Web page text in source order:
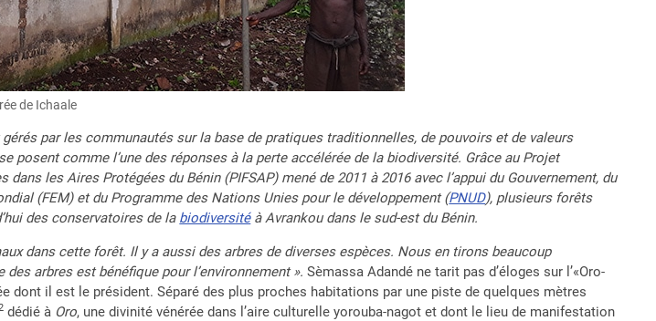
de Ichaale
par les communautés sur la base de pratiques traditionnelles, de pouvoirs et de valeurs
posent comme l’une des réponses à la perte accélérée de la biodiversité. Grâce au Projet
dans les Aires Protégées du Bénin (PIFSAP) mené de 2011 à 2016 avec l’appui du Gouvernement, du
(FEM) et du Programme des Nations Unies pour le développement (PNUD), plusieurs forêts
des conservatoires de la biodiversitéà Avrankou dans le sud-est du Bénin.
dans cette forêt. Il y a aussi des arbres de diverses espèces. Nous en tirons beaucoup
des arbres est bénéfique pour l’environnement ».Sèmassa Adandé ne tarit pas d’éloges sur l’«Oro-
dont il est le président. Séparé des plus proches habitations par une piste de quelques mètres
dédié à Oro, une divinité vénérée dans l’aire culturelle yorouba-nagot et dont le lieu de manifestation